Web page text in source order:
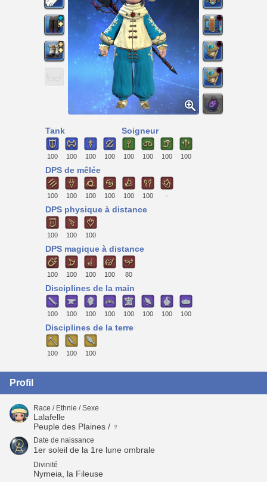
Tank
100 100 100 100
Soigneur
100 100 100 100
DPS de mêlée
100 100 100 100 100 100 -
DPS physique à distance
100 100 100
DPS magique à distance
100 100 100 100 80
Disciplines de la main
100 100 100 100 100 100 100 100
Disciplines de la terre
100 100 100
Profil
Race / Ethnie / Sexe
Lalafelle
Peuple des Plaines / ♀
Date de naissance
1er soleil de la 1re lune ombrale
Divinité
Nymeia, la Fileuse